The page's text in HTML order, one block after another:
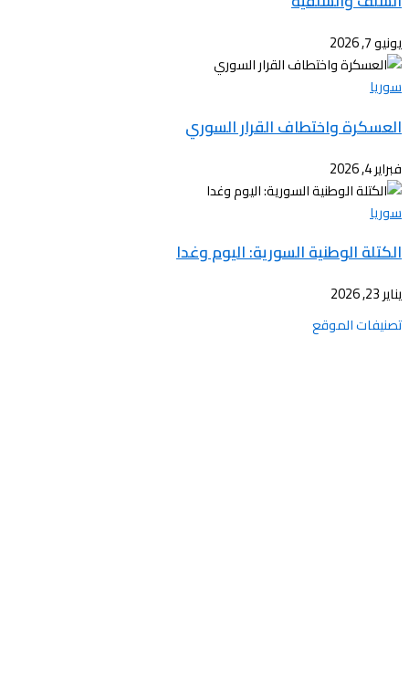
يونيو 7, 2026
سوريا
العسكرة واختطاف القرار السوري
فبراير 4, 2026
سوريا
الكتلة الوطنية السورية: اليوم وغدا
يناير 23, 2026
تصنيفات الموقع